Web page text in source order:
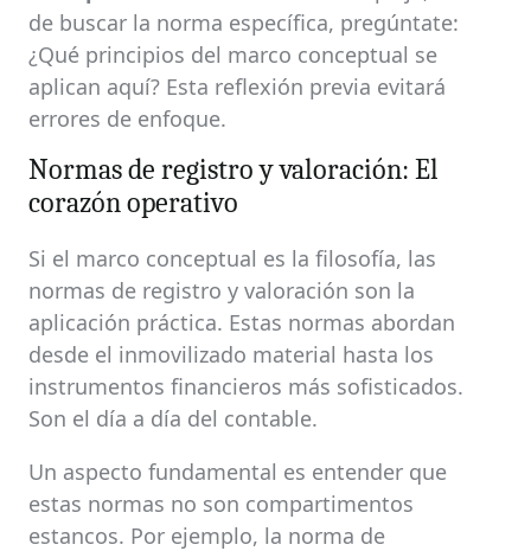
de buscar la norma específica, pregúntate:
¿Qué principios del marco conceptual se
aplican aquí? Esta reflexión previa evitará
errores de enfoque.
Normas de registro y valoración: El
corazón operativo
Si el marco conceptual es la filosofía, las
normas de registro y valoración son la
aplicación práctica. Estas normas abordan
desde el inmovilizado material hasta los
instrumentos financieros más sofisticados.
Son el día a día del contable.
Un aspecto fundamental es entender que
estas normas no son compartimentos
estancos. Por ejemplo, la norma de